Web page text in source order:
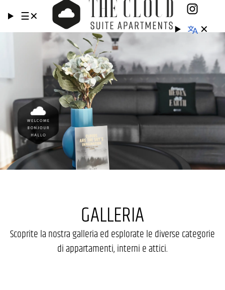
☰✕
✕
GALLERIA
Scoprite la nostra galleria ed esplorate le diverse categorie
di appartamenti, interni e attici.